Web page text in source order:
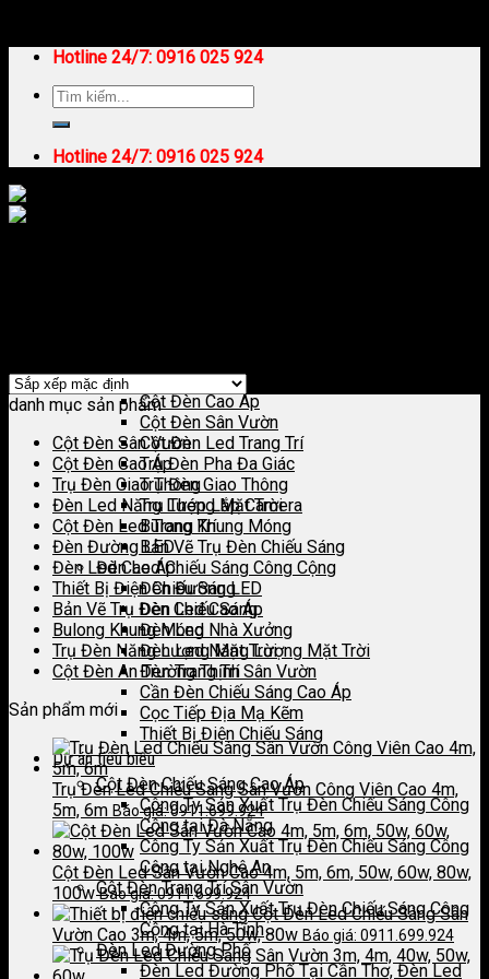
Hotline 24/7: 0916 025 924
Hotline 24/7: 0916 025 924
Cột Đèn Chiếu Sáng
Cột Đèn Cao Áp
Cột Đèn Sân Vườn
Cột Đèn Led Trang Trí
Trụ Đèn Pha Đa Giác
Trụ Đèn Giao Thông
Trụ Thép Lắp Camera
Bulong Khung Móng
Bản Vẽ Trụ Đèn Chiếu Sáng
Đèn Led Chiếu Sáng Công Cộng
Đèn Đường LED
Đèn Led Cao Áp
Đèn Led Nhà Xưởng
Đèn Led Năng Lượng Mặt Trời
Đèn Trang Trí Sân Vườn
Cần Đèn Chiếu Sáng Cao Áp
Cọc Tiếp Địa Mạ Kẽm
Thiết Bị Điện Chiếu Sáng
Dự án tiêu biểu
Cột Đèn Chiếu Sáng Cao Áp
Công Ty Sản Xuất Trụ Đèn Chiếu Sáng Công
Cộng tại Đà Nẵng
Công Ty Sản Xuất Trụ Đèn Chiếu Sáng Công
Cộng tại Nghệ An
Cột Đèn Trang Trí Sân Vườn
Công Ty Sản Xuất Trụ Đèn Chiếu Sáng Công
Cộng tại Hà Tĩnh
Đèn Led Đường Phố
Đèn Led Đường Phố Tại Cần Thơ, Đèn Led
danh mục sản phẩm
Cột Đèn Sân Vườn
Cột Đèn Cao Áp
Trụ Đèn Giao Thông
Đèn Led Năng Lượng Mặt Trời
Cột Đèn Led Trang Trí
Đèn Đường LED
Đèn Led Cao Áp
Thiết Bị Điện Chiếu Sáng
Bản Vẽ Trụ Đèn Chiếu Sáng
Bulong Khung Móng
Trụ Đèn Năng Lượng Mặt Trời
Cột Đèn An Trường Thịnh
Sản phẩm mới
Trụ Đèn Led Chiếu Sáng Sân Vườn Công Viên Cao 4m,
5m, 6m Báo giá: 0911.699.924
Cột Đèn Led Sân Vườn Cao 4m, 5m, 6m, 50w, 60w, 80w,
100w Báo giá: 0911.699.924
Cột Đèn Led Chiếu Sáng Sân
Vườn Cao 3m, 4m, 5m, 50w, 80w Báo giá: 0911.699.924